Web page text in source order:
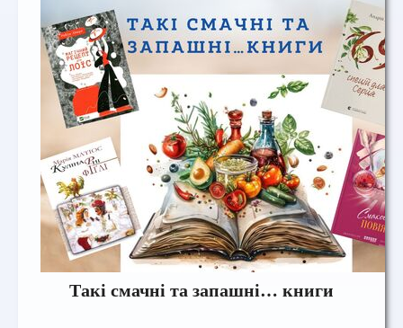
Такі смачні та запашні… книги